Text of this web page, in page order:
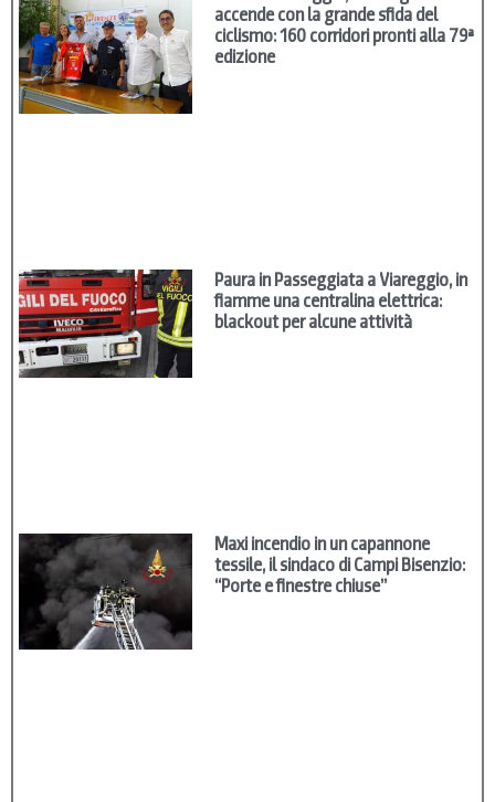
accende con la grande sfida del
ciclismo: 160 corridori pronti alla 79ª
edizione
Paura in Passeggiata a Viareggio, in
fiamme una centralina elettrica:
blackout per alcune attività
Maxi incendio in un capannone
tessile, il sindaco di Campi Bisenzio:
“Porte e finestre chiuse”